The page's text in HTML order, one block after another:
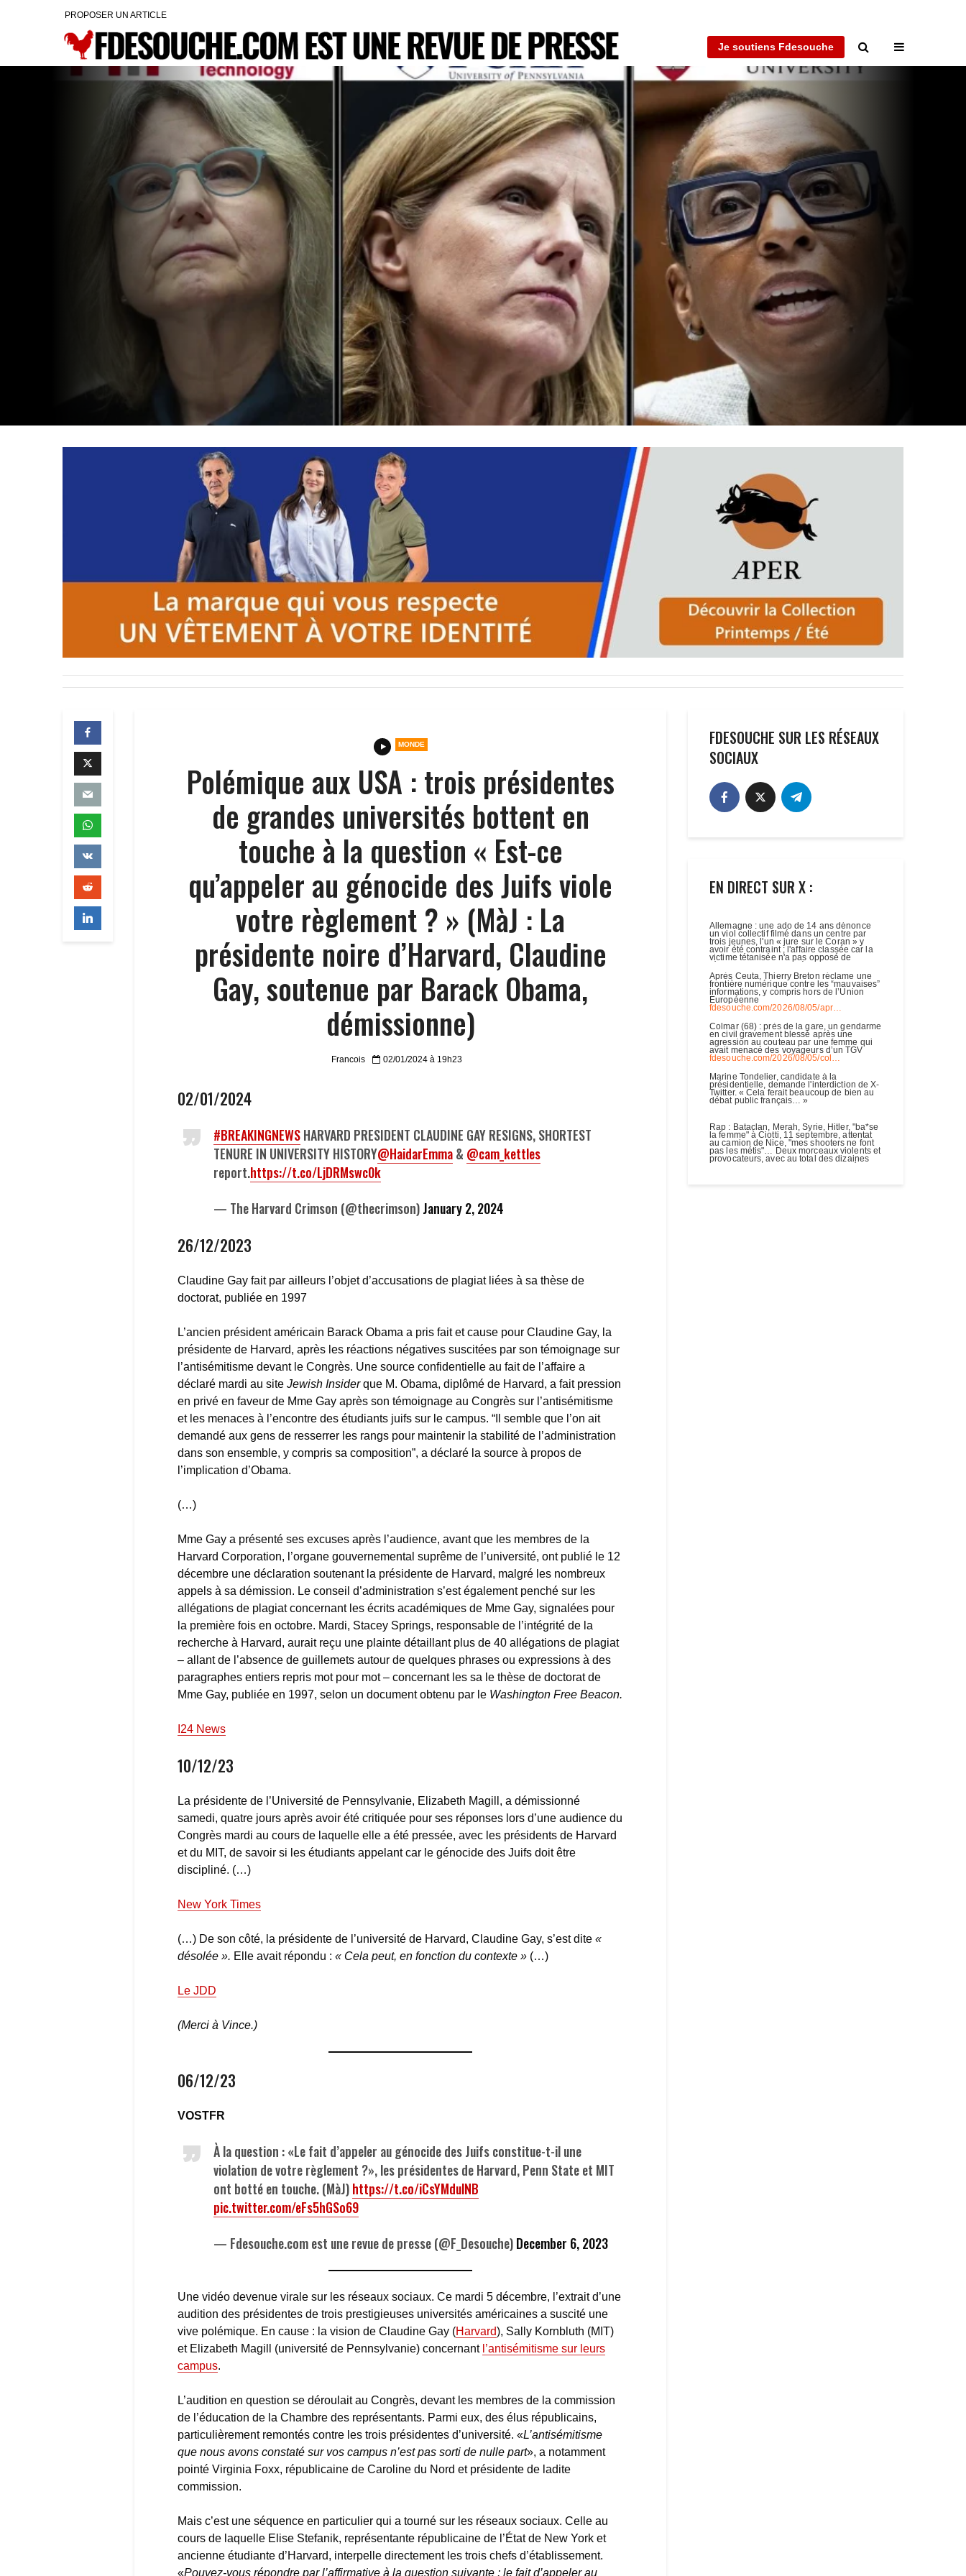
PROPOSER UN ARTICLE
Je soutiens Fdesouche
MONDE
Polémique aux USA : trois présidentes
de grandes universités bottent en
touche à la question « Est-ce
qu’appeler au génocide des Juifs viole
votre règlement ? » (MàJ : La
présidente noire d’Harvard, Claudine
Gay, soutenue par Barack Obama,
démissionne)
Francois 02/01/2024 à 19h23
02/01/2024
#BREAKINGNEWSHARVARD PRESIDENT CLAUDINE GAY RESIGNS, SHORTEST
TENURE IN UNIVERSITY HISTORY@HaidarEmma& @cam_kettles
report.https://t.co/LjDRMswc0k
— The Harvard Crimson (@thecrimson)January 2, 2024
26/12/2023
Claudine Gay fait par ailleurs l’objet d’accusations de plagiat liées à sa thèse de
doctorat, publiée en 1997
L’ancien président américain Barack Obama a pris fait et cause pour Claudine Gay, la
présidente de Harvard, après les réactions négatives suscitées par son témoignage sur
l’antisémitisme devant le Congrès. Une source confidentielle au fait de l’affaire a
déclaré mardi au site Jewish Insiderque M. Obama, diplômé de Harvard, a fait pression
en privé en faveur de Mme Gay après son témoignage au Congrès sur l’antisémitisme
et les menaces à l’encontre des étudiants juifs sur le campus. “Il semble que l’on ait
demandé aux gens de resserrer les rangs pour maintenir la stabilité de l’administration
dans son ensemble, y compris sa composition”, a déclaré la source à propos de
l’implication d’Obama.
(…)
Mme Gay a présenté ses excuses après l’audience, avant que les membres de la
Harvard Corporation, l’organe gouvernemental suprême de l’université, ont publié le 12
décembre une déclaration soutenant la présidente de Harvard, malgré les nombreux
appels à sa démission. Le conseil d’administration s’est également penché sur les
allégations de plagiat concernant les écrits académiques de Mme Gay, signalées pour
la première fois en octobre. Mardi, Stacey Springs, responsable de l’intégrité de la
recherche à Harvard, aurait reçu une plainte détaillant plus de 40 allégations de plagiat
– allant de l’absence de guillemets autour de quelques phrases ou expressions à des
paragraphes entiers repris mot pour mot – concernant les sa le thèse de doctorat de
Mme Gay, publiée en 1997, selon un document obtenu par le Washington Free Beacon.
I24 News
10/12/23
La présidente de l’Université de Pennsylvanie, Elizabeth Magill, a démissionné
samedi, quatre jours après avoir été critiquée pour ses réponses lors d’une audience du
Congrès mardi au cours de laquelle elle a été pressée, avec les présidents de Harvard
et du MIT, de savoir si les étudiants appelant car le génocide des Juifs doit être
discipliné. (…)
New York Times
(…) De son côté, la présidente de l’université de Harvard, Claudine Gay, s’est dite «
désolée ». Elle avait répondu : « Cela peut, en fonction du contexte » (…)
Le JDD
(Merci à Vince.)
06/12/23
VOSTFR
À la question : «Le fait d’appeler au génocide des Juifs constitue-t-il une
violation de votre règlement ?», les présidentes de Harvard, Penn State et MIT
ont botté en touche. (MàJ)https://t.co/iCsYMdulNB
pic.twitter.com/eFs5hGSo69
— Fdesouche.com est une revue de presse (@F_Desouche)December 6, 2023
Une vidéo devenue virale sur les réseaux sociaux. Ce mardi 5 décembre, l’extrait d’une
audition des présidentes de trois prestigieuses universités américaines a suscité une
vive polémique. En cause : la vision de Claudine Gay (Harvard), Sally Kornbluth (MIT)
et Elizabeth Magill (université de Pennsylvanie) concernant l’antisémitisme sur leurs
campus.
L’audition en question se déroulait au Congrès, devant les membres de la commission
de l’éducation de la Chambre des représentants. Parmi eux, des élus républicains,
particulièrement remontés contre les trois présidentes d’université. «L’antisémitisme
que nous avons constaté sur vos campus n’est pas sorti de nulle part», a notamment
pointé Virginia Foxx, républicaine de Caroline du Nord et présidente de ladite
commission.
Mais c’est une séquence en particulier qui a tourné sur les réseaux sociaux. Celle au
cours de laquelle Elise Stefanik, représentante républicaine de l’État de New York et
ancienne étudiante d’Harvard, interpelle directement les trois chefs d’établissement.
«Pouvez-vous répondre par l’affirmative à la question suivante : le fait d’appeler au
FDESOUCHE SUR LES RÉSEAUX
SOCIAUX
EN DIRECT SUR X :